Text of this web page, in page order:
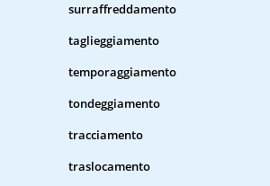
surraffreddamento
taglieggiamento
temporaggiamento
tondeggiamento
tracciamento
traslocamento